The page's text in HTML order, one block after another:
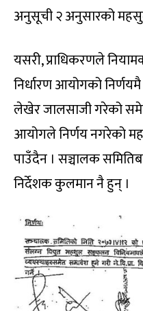
अनुसूची २ अनुसारको महसुल
यसरी, प्राधिकरणले
निर्धारण आयोगको
लेखेर जालसाजी गरेको
आयोगले निर्णय नगरेको
पाउँदैन । सञ्चालक
निर्देशक कुलमान नै हुन् ।